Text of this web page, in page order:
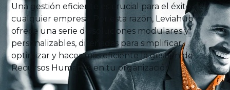
Una gestión eficiente es crucial para el éxito de
cualquier empresa. Por esta razón, Leviahub
ofrece una serie de soluciones modulares y
personalizables, diseñadas para simplificar,
optimizar y hacer más eficiente la gestión de
Recursos Humanos en tu organización.